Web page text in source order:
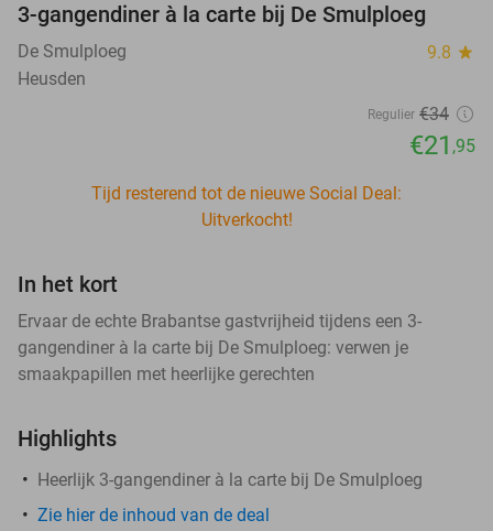
3-gangendiner à la carte bij De Smulploeg
De Smulploeg 9.8 star
Heusden
Regulier €34
€21 ,95
Tijd resterend tot de nieuwe Social Deal:
Uitverkocht!
In het kort
Ervaar de echte Brabantse gastvrijheid tijdens een 3-
gangendiner à la carte bij De Smulploeg: verwen je
smaakpapillen met heerlijke gerechten
Highlights
Heerlijk 3-gangendiner à la carte bij De Smulploeg
Zie hier de inhoud van de deal